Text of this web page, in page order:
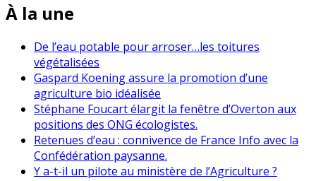
À la une
De l’eau potable pour arroser…les toitures
végétalisées
Gaspard Koening assure la promotion d’une
agriculture bio idéalisée
Stéphane Foucart élargit la fenêtre d’Overton aux
positions des ONG écologistes.
Retenues d’eau : connivence de France Info avec la
Confédération paysanne.
Y a-t-il un pilote au ministère de l’Agriculture ?